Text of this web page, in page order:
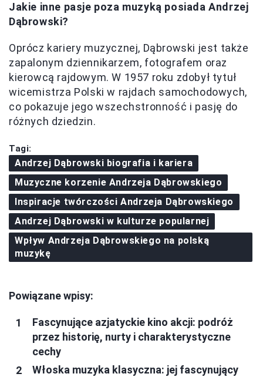
Jakie inne pasje poza muzyką posiada Andrzej
Dąbrowski?
Oprócz kariery muzycznej, Dąbrowski jest także
zapalonym dziennikarzem, fotografem oraz
kierowcą rajdowym. W 1957 roku zdobył tytuł
wicemistrza Polski w rajdach samochodowych,
co pokazuje jego wszechstronność i pasję do
różnych dziedzin.
Tagi:
Andrzej Dąbrowski biografia i kariera
Muzyczne korzenie Andrzeja Dąbrowskiego
Inspiracje twórczości Andrzeja Dąbrowskiego
Andrzej Dąbrowski w kulturze popularnej
Wpływ Andrzeja Dąbrowskiego na polską
muzykę
Powiązane wpisy:
Fascynujące azjatyckie kino akcji: podróż
przez historię, nurty i charakterystyczne
cechy
Włoska muzyka klasyczna: jej fascynujący